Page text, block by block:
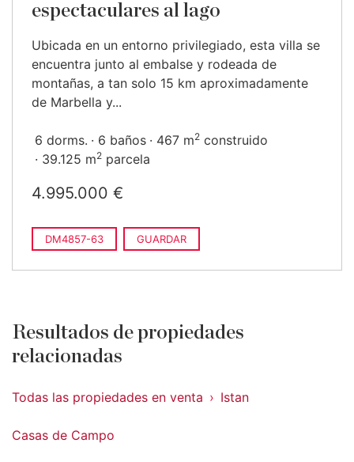
espectaculares al lago
Ubicada en un entorno privilegiado, esta villa se
encuentra junto al embalse y rodeada de
montañas, a tan solo 15 km aproximadamente
de Marbella y...
6 dorms. 6 baños 467 m2 construido
39.125 m2 parcela
4.995.000 €
DM4857-63 GUARDAR
Resultados de propiedades
relacionadas
Todas las propiedades en venta Istan
Casas de Campo